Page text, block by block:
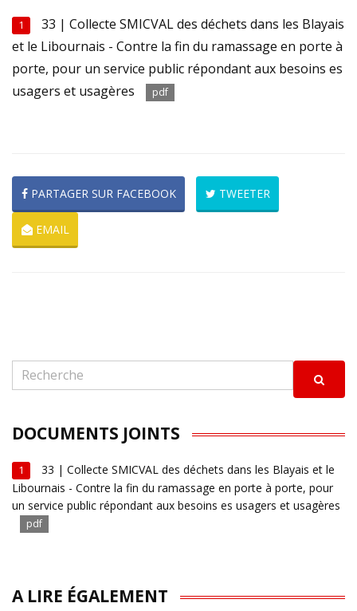
1
33 | Collecte SMICVAL des déchets dans les Blayais
et le Libournais - Contre la fin du ramassage en porte à
porte, pour un service public répondant aux besoins es
usagers et usagères
pdf
PARTAGER SUR FACEBOOK TWEETER
EMAIL
DOCUMENTS JOINTS
1
33 | Collecte SMICVAL des déchets dans les Blayais et le
Libournais - Contre la fin du ramassage en porte à porte, pour
un service public répondant aux besoins es usagers et usagères
pdf
A LIRE ÉGALEMENT